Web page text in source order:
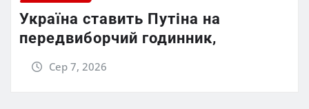
Україна ставить Путіна на
передвиборчий годинник,
Сер 7, 2026